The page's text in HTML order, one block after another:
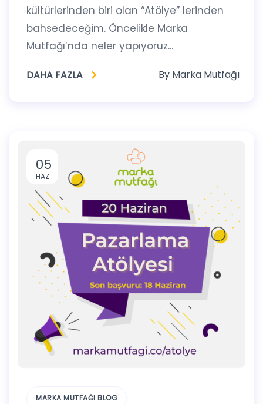
kültürlerinden biri olan “Atölye” lerinden
bahsedeceğim. Öncelikle Marka
Mutfağı’nda neler yapıyoruz...
DAHA FAZLA By Marka Mutfağı
05
HAZ
MARKA MUTFAĞI BLOG